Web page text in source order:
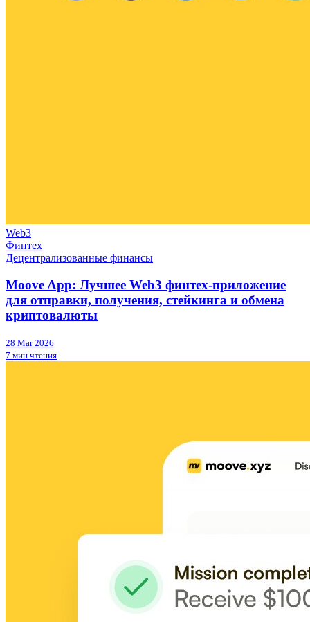
Web3
Финтех
Децентрализованные финансы
Moove App: Лучшее Web3 финтех-приложение
для отправки, получения, стейкинга и обмена
криптовалюты
28 Mar 2026
7 мин чтения